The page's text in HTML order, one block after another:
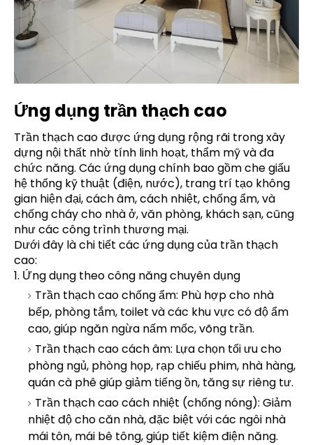
Ứng dụng trần thạch cao
Trần thạch cao được ứng dụng rộng rãi trong xây
dựng nội thất nhờ tính linh hoạt, thẩm mỹ và đa
chức năng. Các ứng dụng chính bao gồm che giấu
hệ thống kỹ thuật (điện, nước), trang trí tạo không
gian hiện đại, cách âm, cách nhiệt, chống ẩm, và
chống cháy cho nhà ở, văn phòng, khách sạn, cũng
như các công trình thương mại.
Dưới đây là chi tiết các ứng dụng của trần thạch
cao:
1. Ứng dụng theo công năng chuyên dụng
Trần thạch cao chống ẩm: Phù hợp cho nhà
bếp, phòng tắm, toilet và các khu vực có độ ẩm
cao, giúp ngăn ngừa nấm mốc, võng trần.
Trần thạch cao cách âm: Lựa chọn tối ưu cho
phòng ngủ, phòng họp, rạp chiếu phim, nhà hàng,
quán cà phê giúp giảm tiếng ồn, tăng sự riêng tư.
Trần thạch cao cách nhiệt (chống nóng): Giảm
nhiệt độ cho căn nhà, đặc biệt với các ngôi nhà
mái tôn, mái bê tông, giúp tiết kiệm điện năng.